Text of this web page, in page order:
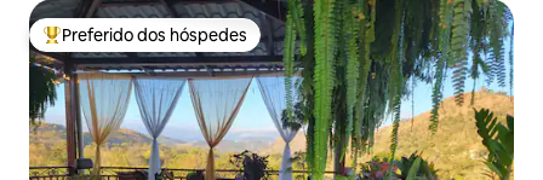
Entre os melhores preferidos dos hóspedes
Preferido dos hóspedes